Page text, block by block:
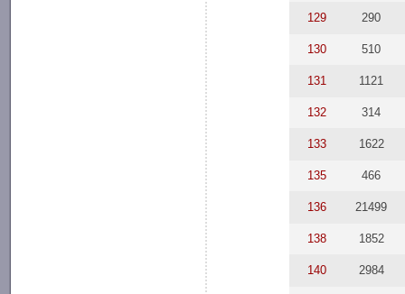
129 290
130 510
131 1121
132 314
133 1622
135 466
136 21499
138 1852
140 2984